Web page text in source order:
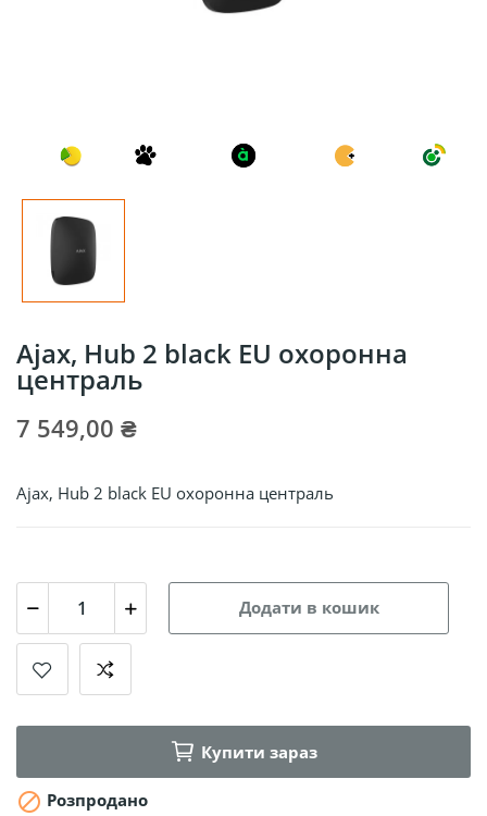
Ajax, Hub 2 black EU охоронна
централь
7 549,00 ₴
Ajax, Hub 2 black EU охоронна централь
Додати в кошик
Купити зараз
 Розпродано